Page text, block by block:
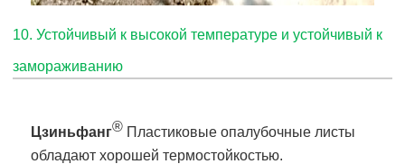
10. Устойчивый к высокой температуре и устойчивый к
замораживанию
Цзиньфанг® Пластиковые опалубочные листы
обладают хорошей термостойкостью.